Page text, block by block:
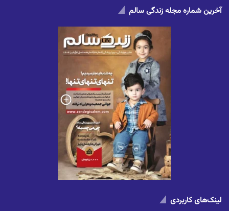
آخرین شماره مجله زندگی سالم
لینک‌های کاربردی